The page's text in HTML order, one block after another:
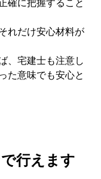
確に把握すること
れだけ安心材料が
、宅建士も注意し
た意味でも安心と
行えます